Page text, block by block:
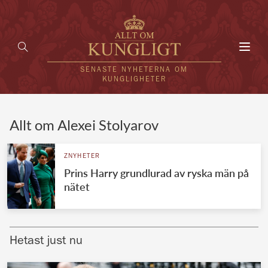
SENASTE NYHETERNA OM
KUNGLIGHETER
UTLÄNDSKT
VÄRLDENS KUNGAHUS
Brittiska kungahuset
Allt om Alexei Stolyarov
ZNYHETER
Prins Harry grundlurad av ryska män på
nätet
Hetast just nu